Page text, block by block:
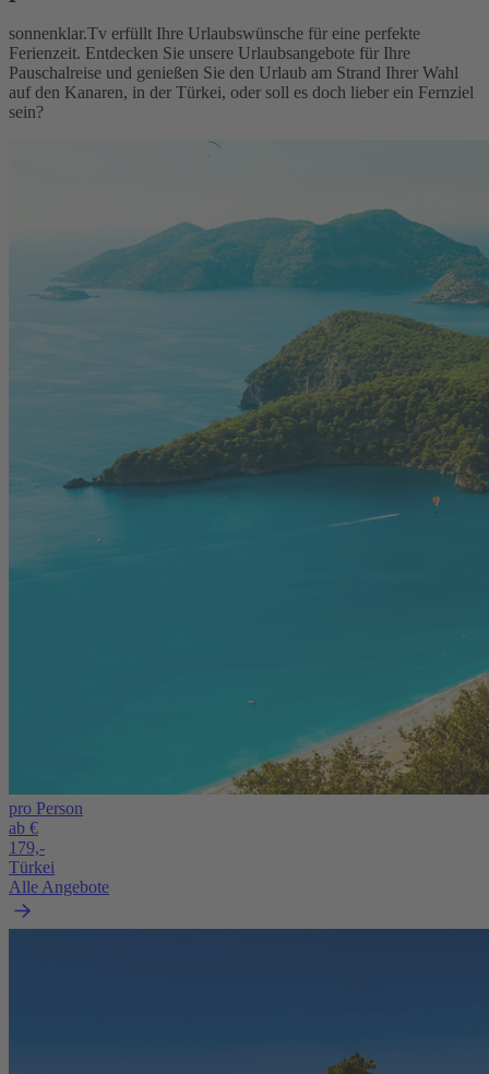
sonnenklar.Tv erfüllt Ihre Urlaubswünsche für eine perfekte
Ferienzeit. Entdecken Sie unsere Urlaubsangebote für Ihre
Pauschalreise und genießen Sie den Urlaub am Strand Ihrer Wahl
auf den Kanaren, in der Türkei, oder soll es doch lieber ein Fernziel
sein?
pro Person
ab €
179,-
Türkei
Alle Angebote